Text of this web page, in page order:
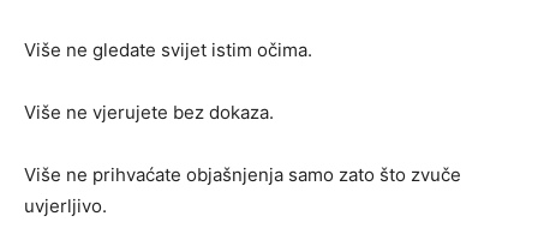
Više ne gledate svijet istim očima.
Više ne vjerujete bez dokaza.
Više ne prihvaćate objašnjenja samo zato što zvuče
uvjerljivo.